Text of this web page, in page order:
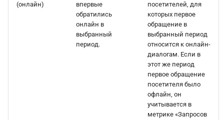
(онлайн)
впервые
обратились
онлайн в
выбранный
период.
посетителей, для
которых первое
обращение в
выбранный период
относится к онлайн-
диалогам. Если в
этот же период
первое обращение
посетителя было
офлайн, он
учитывается в
метрике «Запросов